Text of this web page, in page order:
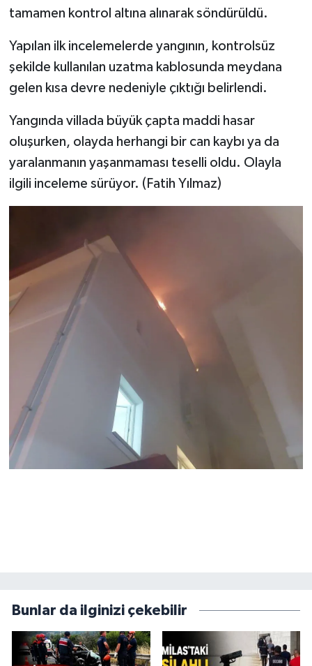
tamamen kontrol altına alınarak söndürüldü.
Yapılan ilk incelemelerde yangının, kontrolsüz
şekilde kullanılan uzatma kablosunda meydana
gelen kısa devre nedeniyle çıktığı belirlendi.
Yangında villada büyük çapta maddi hasar
oluşurken, olayda herhangi bir can kaybı ya da
yaralanmanın yaşanmaması teselli oldu. Olayla
ilgili inceleme sürüyor. (Fatih Yılmaz)
Bunlar da ilginizi çekebilir